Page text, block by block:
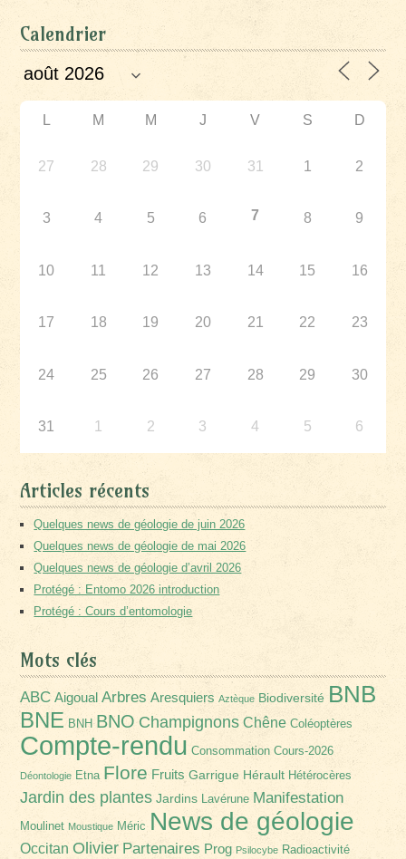
Calendrier
L M M J V S D
27 28 29 30 31 1 2
3 4 5 6 7 8 9
10 11 12 13 14 15 16
17 18 19 20 21 22 23
24 25 26 27 28 29 30
31 1 2 3 4 5 6
Articles récents
Quelques news de géologie de juin 2026
Quelques news de géologie de mai 2026
Quelques news de géologie d’avril 2026
Protégé : Entomo 2026 introduction
Protégé : Cours d’entomologie
Mots clés
ABC Aigoual Arbres Aresquiers Aztèque Biodiversité BNB
BNE BNH BNO Champignons Chêne Coléoptères
Compte-rendu Consommation Cours-2026
Déontologie Etna Flore Fruits Garrigue Hérault Hétérocères
Jardin des plantes Jardins Lavérune Manifestation
Moulinet Moustique Méric News de géologie
Occitan Olivier Partenaires Prog Psilocybe Radioactivité